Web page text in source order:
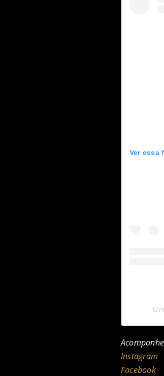
Ver essa
Instagram
Facebook